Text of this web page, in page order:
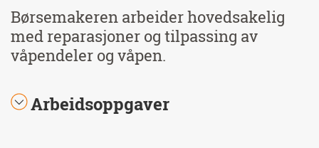
Børsemakeren arbeider hovedsakelig
med reparasjoner og tilpassing av
våpendeler og våpen.
Arbeidsoppgaver